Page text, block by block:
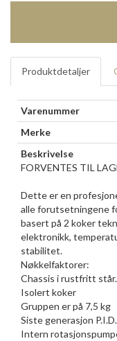
Produktdetaljer
Varenummer
Merke
Beskrivelse
FORVENTES TIL
Dette er en
alle forutsetningene
basert på 2 koker
elektronikk,
stabilitet.
Nøkkelfaktorer:
Chassis i rustfritt står.
Isolert koker
Gruppen er på 7,5 kg
Siste generasjon
Intern